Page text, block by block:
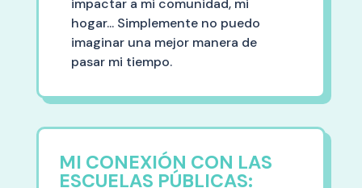
impactar a mi comunidad, mi
hogar... Simplemente no puedo
imaginar una mejor manera de
pasar mi tiempo.
MI CONEXIÓN CON LAS
ESCUELAS PÚBLICAS: